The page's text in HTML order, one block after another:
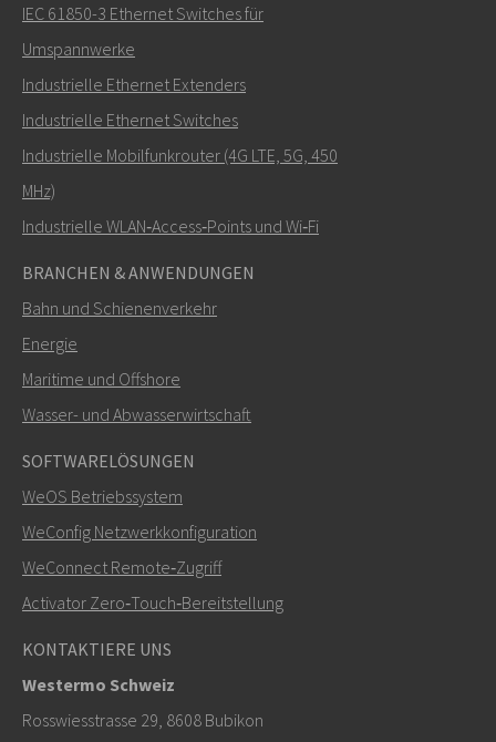
Wie kann Carl Sie kontaktieren?
SENDEN
+46 16 42 80 00
info@westermo.com
hier klicken, um den technischen
Support zu kontaktieren
IEC 61850-3 Ethernet Switches für
Umspannwerke
Industrielle Ethernet Extenders
Industrielle Ethernet Switches
Industrielle Mobilfunkrouter (4G LTE, 5G, 450
MHz)
Industrielle WLAN‑Access‑Points und Wi‑Fi
BRANCHEN & ANWENDUNGEN
Bahn und Schienenverkehr
Energie
Maritime und Offshore
Wasser- und Abwasserwirtschaft
SOFTWARELÖSUNGEN
WeOS Betriebssystem
WeConfig Netzwerkkonfiguration
WeConnect Remote‑Zugriff
Activator Zero‑Touch‑Bereitstellung
KONTAKTIERE UNS
Westermo Schweiz
Rosswiesstrasse 29, 8608 Bubikon